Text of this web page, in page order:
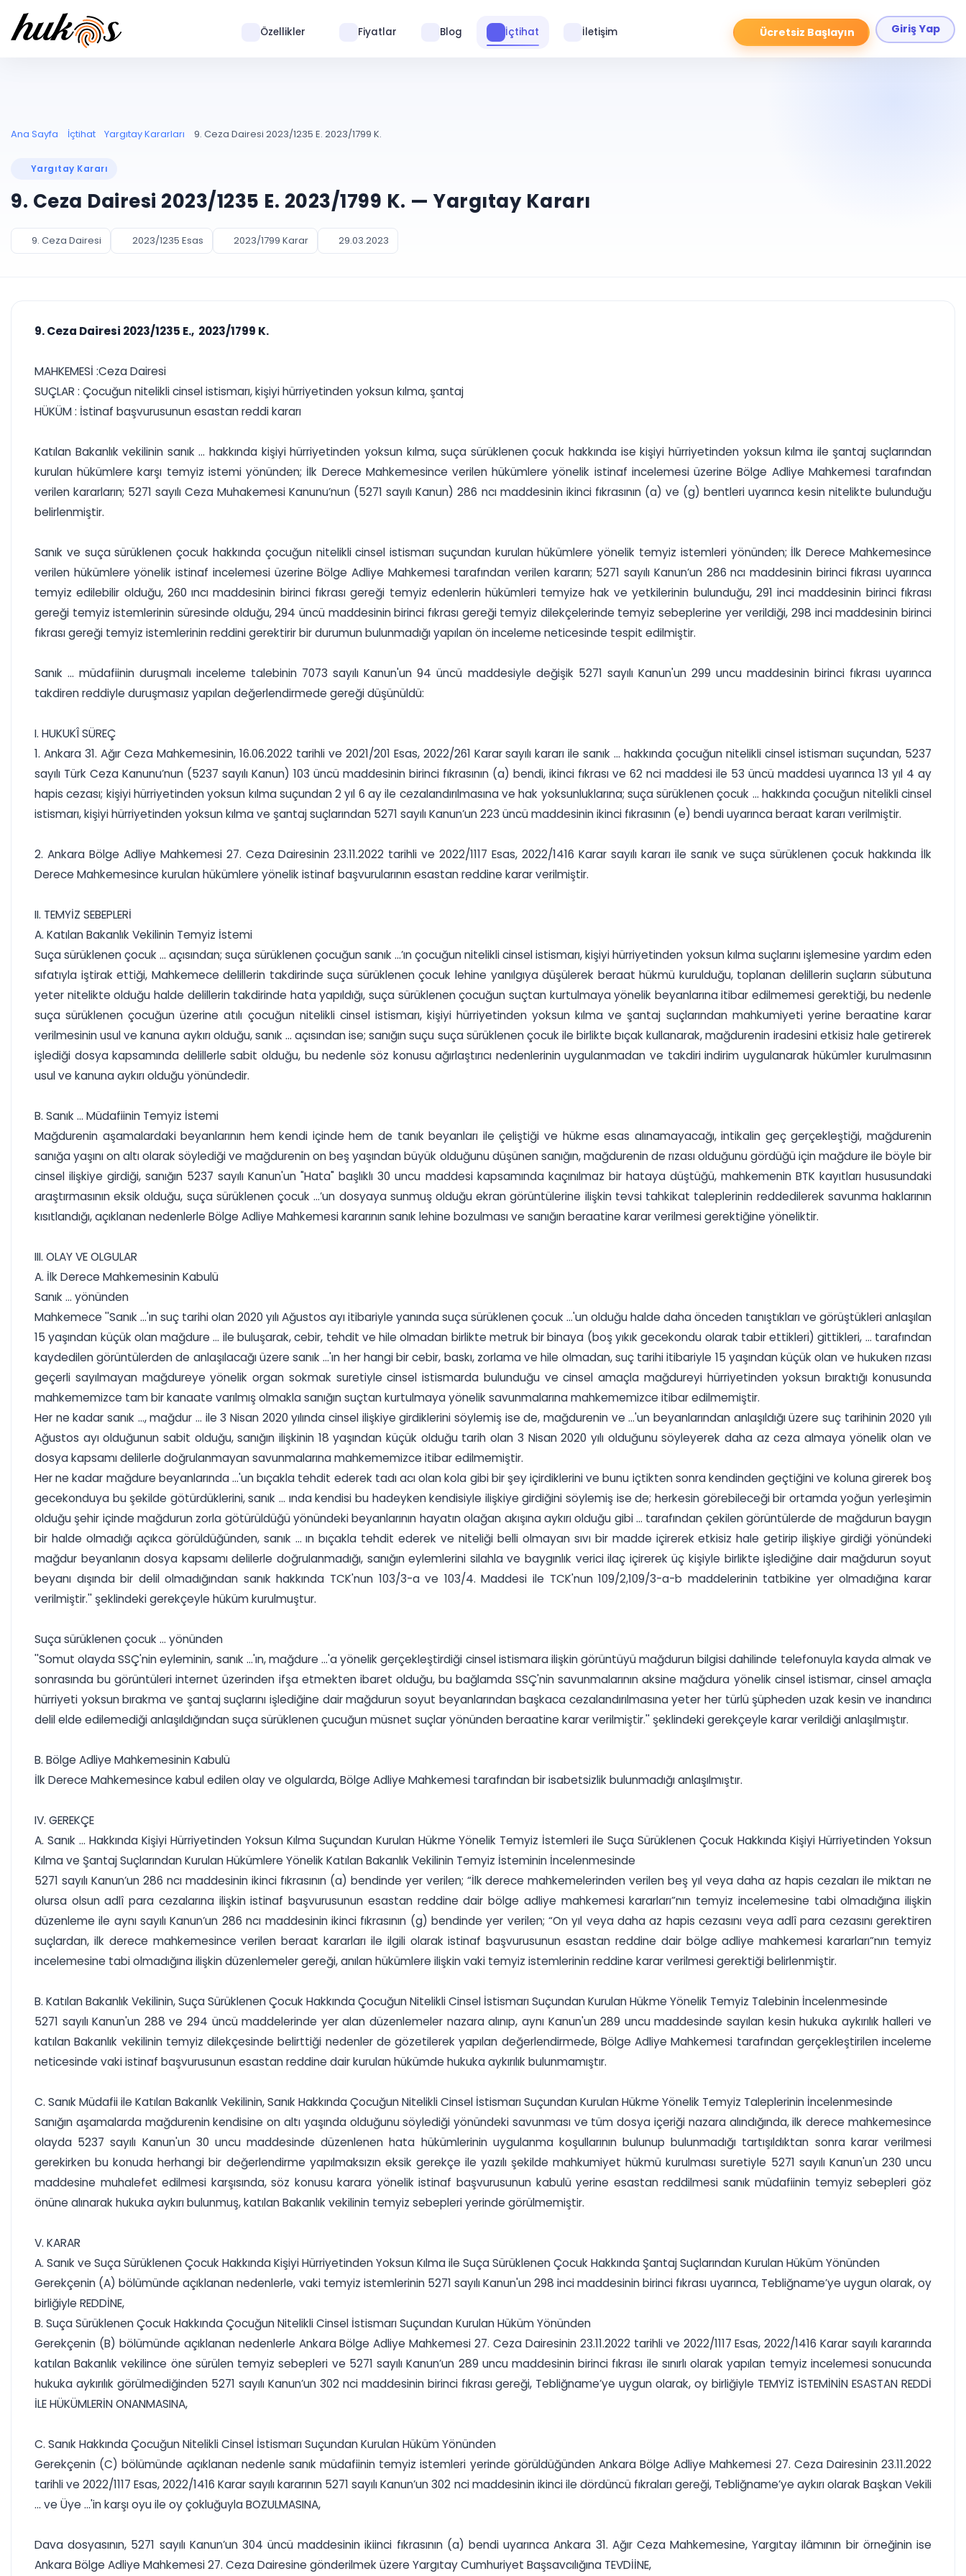
Ücretsiz Başlayın Giriş Yap
Özellikler Fiyatlar Blog İçtihat İletişim
Ana Sayfa İçtihat Yargıtay Kararları 9. Ceza Dairesi 2023/1235 E. 2023/1799 K.
Yargıtay Kararı
9. Ceza Dairesi 2023/1235 E. 2023/1799 K. — Yargıtay Kararı
9. Ceza Dairesi 2023/1235 Esas 2023/1799 Karar 29.03.2023
9. Ceza Dairesi 2023/1235 E., 2023/1799 K.
MAHKEMESİ :Ceza Dairesi
SUÇLAR : Çocuğun nitelikli cinsel istismarı, kişiyi hürriyetinden yoksun kılma, şantaj
HÜKÜM : İstinaf başvurusunun esastan reddi kararı
Katılan Bakanlık vekilinin sanık ... hakkında kişiyi hürriyetinden yoksun kılma, suça sürüklenen çocuk hakkında ise kişiyi hürriyetinden yoksun kılma ile şantaj suçlarından
kurulan hükümlere karşı temyiz istemi yönünden; İlk Derece Mahkemesince verilen hükümlere yönelik istinaf incelemesi üzerine Bölge Adliye Mahkemesi tarafından
verilen kararların; 5271 sayılı Ceza Muhakemesi Kanunu’nun (5271 sayılı Kanun) 286 ncı maddesinin ikinci fıkrasının (a) ve (g) bentleri uyarınca kesin nitelikte bulunduğu
belirlenmiştir.
Sanık ve suça sürüklenen çocuk hakkında çocuğun nitelikli cinsel istismarı suçundan kurulan hükümlere yönelik temyiz istemleri yönünden; İlk Derece Mahkemesince
verilen hükümlere yönelik istinaf incelemesi üzerine Bölge Adliye Mahkemesi tarafından verilen kararın; 5271 sayılı Kanun’un 286 ncı maddesinin birinci fıkrası uyarınca
temyiz edilebilir olduğu, 260 ıncı maddesinin birinci fıkrası gereği temyiz edenlerin hükümleri temyize hak ve yetkilerinin bulunduğu, 291 inci maddesinin birinci fıkrası
gereği temyiz istemlerinin süresinde olduğu, 294 üncü maddesinin birinci fıkrası gereği temyiz dilekçelerinde temyiz sebeplerine yer verildiği, 298 inci maddesinin birinci
fıkrası gereği temyiz istemlerinin reddini gerektirir bir durumun bulunmadığı yapılan ön inceleme neticesinde tespit edilmiştir.
Sanık ... müdafiinin duruşmalı inceleme talebinin 7073 sayılı Kanun'un 94 üncü maddesiyle değişik 5271 sayılı Kanun'un 299 uncu maddesinin birinci fıkrası uyarınca
takdiren reddiyle duruşmasız yapılan değerlendirmede gereği düşünüldü:
I. HUKUKÎ SÜREÇ
1. Ankara 31. Ağır Ceza Mahkemesinin, 16.06.2022 tarihli ve 2021/201 Esas, 2022/261 Karar sayılı kararı ile sanık ... hakkında çocuğun nitelikli cinsel istismarı suçundan, 5237
sayılı Türk Ceza Kanunu’nun (5237 sayılı Kanun) 103 üncü maddesinin birinci fıkrasının (a) bendi, ikinci fıkrası ve 62 nci maddesi ile 53 üncü maddesi uyarınca 13 yıl 4 ay
hapis cezası; kişiyi hürriyetinden yoksun kılma suçundan 2 yıl 6 ay ile cezalandırılmasına ve hak yoksunluklarına; suça sürüklenen çocuk ... hakkında çocuğun nitelikli cinsel
istismarı, kişiyi hürriyetinden yoksun kılma ve şantaj suçlarından 5271 sayılı Kanun’un 223 üncü maddesinin ikinci fıkrasının (e) bendi uyarınca beraat kararı verilmiştir.
2. Ankara Bölge Adliye Mahkemesi 27. Ceza Dairesinin 23.11.2022 tarihli ve 2022/1117 Esas, 2022/1416 Karar sayılı kararı ile sanık ve suça sürüklenen çocuk hakkında İlk
Derece Mahkemesince kurulan hükümlere yönelik istinaf başvurularının esastan reddine karar verilmiştir.
II. TEMYİZ SEBEPLERİ
A. Katılan Bakanlık Vekilinin Temyiz İstemi
Suça sürüklenen çocuk ... açısından; suça sürüklenen çocuğun sanık ...’ın çocuğun nitelikli cinsel istismarı, kişiyi hürriyetinden yoksun kılma suçlarını işlemesine yardım eden
sıfatıyla iştirak ettiği, Mahkemece delillerin takdirinde suça sürüklenen çocuk lehine yanılgıya düşülerek beraat hükmü kurulduğu, toplanan delillerin suçların sübutuna
yeter nitelikte olduğu halde delillerin takdirinde hata yapıldığı, suça sürüklenen çocuğun suçtan kurtulmaya yönelik beyanlarına itibar edilmemesi gerektiği, bu nedenle
suça sürüklenen çocuğun üzerine atılı çocuğun nitelikli cinsel istismarı, kişiyi hürriyetinden yoksun kılma ve şantaj suçlarından mahkumiyeti yerine beraatine karar
verilmesinin usul ve kanuna aykırı olduğu, sanık ... açısından ise; sanığın suçu suça sürüklenen çocuk ile birlikte bıçak kullanarak, mağdurenin iradesini etkisiz hale getirerek
işlediği dosya kapsamında delillerle sabit olduğu, bu nedenle söz konusu ağırlaştırıcı nedenlerinin uygulanmadan ve takdiri indirim uygulanarak hükümler kurulmasının
usul ve kanuna aykırı olduğu yönündedir.
B. Sanık ... Müdafiinin Temyiz İstemi
Mağdurenin aşamalardaki beyanlarının hem kendi içinde hem de tanık beyanları ile çeliştiği ve hükme esas alınamayacağı, intikalin geç gerçekleştiği, mağdurenin
sanığa yaşını on altı olarak söylediği ve mağdurenin on beş yaşından büyük olduğunu düşünen sanığın, mağdurenin de rızası olduğunu gördüğü için mağdure ile böyle bir
cinsel ilişkiye girdiği, sanığın 5237 sayılı Kanun'un "Hata" başlıklı 30 uncu maddesi kapsamında kaçınılmaz bir hataya düştüğü, mahkemenin BTK kayıtları hususundaki
araştırmasının eksik olduğu, suça sürüklenen çocuk ...’un dosyaya sunmuş olduğu ekran görüntülerine ilişkin tevsi tahkikat taleplerinin reddedilerek savunma haklarının
kısıtlandığı, açıklanan nedenlerle Bölge Adliye Mahkemesi kararının sanık lehine bozulması ve sanığın beraatine karar verilmesi gerektiğine yöneliktir.
III. OLAY VE OLGULAR
A. İlk Derece Mahkemesinin Kabulü
Sanık ... yönünden
Mahkemece ''Sanık ...'ın suç tarihi olan 2020 yılı Ağustos ayı itibariyle yanında suça sürüklenen çocuk ...'un olduğu halde daha önceden tanıştıkları ve görüştükleri anlaşılan
15 yaşından küçük olan mağdure ... ile buluşarak, cebir, tehdit ve hile olmadan birlikte metruk bir binaya (boş yıkık gecekondu olarak tabir ettikleri) gittikleri, ... tarafından
kaydedilen görüntülerden de anlaşılacağı üzere sanık ...'ın her hangi bir cebir, baskı, zorlama ve hile olmadan, suç tarihi itibariyle 15 yaşından küçük olan ve hukuken rızası
geçerli sayılmayan mağdureye yönelik organ sokmak suretiyle cinsel istismarda bulunduğu ve cinsel amaçla mağdureyi hürriyetinden yoksun bıraktığı konusunda
mahkememizce tam bir kanaate varılmış olmakla sanığın suçtan kurtulmaya yönelik savunmalarına mahkememizce itibar edilmemiştir.
Her ne kadar sanık ..., mağdur ... ile 3 Nisan 2020 yılında cinsel ilişkiye girdiklerini söylemiş ise de, mağdurenin ve ...'un beyanlarından anlaşıldığı üzere suç tarihinin 2020 yılı
Ağustos ayı olduğunun sabit olduğu, sanığın ilişkinin 18 yaşından küçük olduğu tarih olan 3 Nisan 2020 yılı olduğunu söyleyerek daha az ceza almaya yönelik olan ve
dosya kapsamı delilerle doğrulanmayan savunmalarına mahkememizce itibar edilmemiştir.
Her ne kadar mağdure beyanlarında ...'un bıçakla tehdit ederek tadı acı olan kola gibi bir şey içirdiklerini ve bunu içtikten sonra kendinden geçtiğini ve koluna girerek boş
gecekonduya bu şekilde götürdüklerini, sanık ... ında kendisi bu hadeyken kendisiyle ilişkiye girdiğini söylemiş ise de; herkesin görebileceği bir ortamda yoğun yerleşimin
olduğu şehir içinde mağdurun zorla götürüldüğü yönündeki beyanlarının hayatın olağan akışına aykırı olduğu gibi ... tarafından çekilen görüntülerde de mağdurun baygın
bir halde olmadığı açıkca görüldüğünden, sanık ... ın bıçakla tehdit ederek ve niteliği belli olmayan sıvı bir madde içirerek etkisiz hale getirip ilişkiye girdiği yönündeki
mağdur beyanlanın dosya kapsamı delilerle doğrulanmadığı, sanığın eylemlerini silahla ve baygınlık verici ilaç içirerek üç kişiyle birlikte işlediğine dair mağdurun soyut
beyanı dışında bir delil olmadığından sanık hakkında TCK'nun 103/3-a ve 103/4. Maddesi ile TCK'nun 109/2,109/3-a-b maddelerinin tatbikine yer olmadığına karar
verilmiştir.'' şeklindeki gerekçeyle hüküm kurulmuştur.
Suça sürüklenen çocuk ... yönünden
''Somut olayda SSÇ'nin eyleminin, sanık ...'ın, mağdure ...'a yönelik gerçekleştirdiği cinsel istismara ilişkin görüntüyü mağdurun bilgisi dahilinde telefonuyla kayda almak ve
sonrasında bu görüntüleri internet üzerinden ifşa etmekten ibaret olduğu, bu bağlamda SSÇ'nin savunmalarının aksine mağdura yönelik cinsel istismar, cinsel amaçla
hürriyeti yoksun bırakma ve şantaj suçlarını işlediğine dair mağdurun soyut beyanlarından başkaca cezalandırılmasına yeter her türlü şüpheden uzak kesin ve inandırıcı
delil elde edilemediği anlaşıldığından suça sürüklenen çucuğun müsnet suçlar yönünden beraatine karar verilmiştir.'' şeklindeki gerekçeyle karar verildiği anlaşılmıştır.
B. Bölge Adliye Mahkemesinin Kabulü
İlk Derece Mahkemesince kabul edilen olay ve olgularda, Bölge Adliye Mahkemesi tarafından bir isabetsizlik bulunmadığı anlaşılmıştır.
IV. GEREKÇE
A. Sanık ... Hakkında Kişiyi Hürriyetinden Yoksun Kılma Suçundan Kurulan Hükme Yönelik Temyiz İstemleri ile Suça Sürüklenen Çocuk Hakkında Kişiyi Hürriyetinden Yoksun
Kılma ve Şantaj Suçlarından Kurulan Hükümlere Yönelik Katılan Bakanlık Vekilinin Temyiz İsteminin İncelenmesinde
5271 sayılı Kanun’un 286 ncı maddesinin ikinci fıkrasının (a) bendinde yer verilen; “İlk derece mahkemelerinden verilen beş yıl veya daha az hapis cezaları ile miktarı ne
olursa olsun adlî para cezalarına ilişkin istinaf başvurusunun esastan reddine dair bölge adliye mahkemesi kararları”nın temyiz incelemesine tabi olmadığına ilişkin
düzenleme ile aynı sayılı Kanun’un 286 ncı maddesinin ikinci fıkrasının (g) bendinde yer verilen; “On yıl veya daha az hapis cezasını veya adlî para cezasını gerektiren
suçlardan, ilk derece mahkemesince verilen beraat kararları ile ilgili olarak istinaf başvurusunun esastan reddine dair bölge adliye mahkemesi kararları”nın temyiz
incelemesine tabi olmadığına ilişkin düzenlemeler gereği, anılan hükümlere ilişkin vaki temyiz istemlerinin reddine karar verilmesi gerektiği belirlenmiştir.
B. Katılan Bakanlık Vekilinin, Suça Sürüklenen Çocuk Hakkında Çocuğun Nitelikli Cinsel İstismarı Suçundan Kurulan Hükme Yönelik Temyiz Talebinin İncelenmesinde
5271 sayılı Kanun'un 288 ve 294 üncü maddelerinde yer alan düzenlemeler nazara alınıp, aynı Kanun'un 289 uncu maddesinde sayılan kesin hukuka aykırılık halleri ve
katılan Bakanlık vekilinin temyiz dilekçesinde belirttiği nedenler de gözetilerek yapılan değerlendirmede, Bölge Adliye Mahkemesi tarafından gerçekleştirilen inceleme
neticesinde vaki istinaf başvurusunun esastan reddine dair kurulan hükümde hukuka aykırılık bulunmamıştır.
C. Sanık Müdafii ile Katılan Bakanlık Vekilinin, Sanık Hakkında Çocuğun Nitelikli Cinsel İstismarı Suçundan Kurulan Hükme Yönelik Temyiz Taleplerinin İncelenmesinde
Sanığın aşamalarda mağdurenin kendisine on altı yaşında olduğunu söylediği yönündeki savunması ve tüm dosya içeriği nazara alındığında, ilk derece mahkemesince
olayda 5237 sayılı Kanun'un 30 uncu maddesinde düzenlenen hata hükümlerinin uygulanma koşullarının bulunup bulunmadığı tartışıldıktan sonra karar verilmesi
gerekirken bu konuda herhangi bir değerlendirme yapılmaksızın eksik gerekçe ile yazılı şekilde mahkumiyet hükmü kurulması suretiyle 5271 sayılı Kanun'un 230 uncu
maddesine muhalefet edilmesi karşısında, söz konusu karara yönelik istinaf başvurusunun kabulü yerine esastan reddilmesi sanık müdafiinin temyiz sebepleri göz
önüne alınarak hukuka aykırı bulunmuş, katılan Bakanlık vekilinin temyiz sebepleri yerinde görülmemiştir.
V. KARAR
A. Sanık ve Suça Sürüklenen Çocuk Hakkında Kişiyi Hürriyetinden Yoksun Kılma ile Suça Sürüklenen Çocuk Hakkında Şantaj Suçlarından Kurulan Hüküm Yönünden
Gerekçenin (A) bölümünde açıklanan nedenlerle, vaki temyiz istemlerinin 5271 sayılı Kanun'un 298 inci maddesinin birinci fıkrası uyarınca, Tebliğname’ye uygun olarak, oy
birliğiyle REDDİNE,
B. Suça Sürüklenen Çocuk Hakkında Çocuğun Nitelikli Cinsel İstismarı Suçundan Kurulan Hüküm Yönünden
Gerekçenin (B) bölümünde açıklanan nedenlerle Ankara Bölge Adliye Mahkemesi 27. Ceza Dairesinin 23.11.2022 tarihli ve 2022/1117 Esas, 2022/1416 Karar sayılı kararında
katılan Bakanlık vekilince öne sürülen temyiz sebepleri ve 5271 sayılı Kanun’un 289 uncu maddesinin birinci fıkrası ile sınırlı olarak yapılan temyiz incelemesi sonucunda
hukuka aykırılık görülmediğinden 5271 sayılı Kanun’un 302 nci maddesinin birinci fıkrası gereği, Tebliğname’ye uygun olarak, oy birliğiyle TEMYİZ İSTEMİNİN ESASTAN REDDİ
İLE HÜKÜMLERİN ONANMASINA,
C. Sanık Hakkında Çocuğun Nitelikli Cinsel İstismarı Suçundan Kurulan Hüküm Yönünden
Gerekçenin (C) bölümünde açıklanan nedenle sanık müdafiinin temyiz istemleri yerinde görüldüğünden Ankara Bölge Adliye Mahkemesi 27. Ceza Dairesinin 23.11.2022
tarihli ve 2022/1117 Esas, 2022/1416 Karar sayılı kararının 5271 sayılı Kanun’un 302 nci maddesinin ikinci ile dördüncü fıkraları gereği, Tebliğname’ye aykırı olarak Başkan Vekili
... ve Üye ...'in karşı oyu ile oy çokluğuyla BOZULMASINA,
Dava dosyasının, 5271 sayılı Kanun’un 304 üncü maddesinin ikiinci fıkrasının (a) bendi uyarınca Ankara 31. Ağır Ceza Mahkemesine, Yargıtay ilâmının bir örneğinin ise
Ankara Bölge Adliye Mahkemesi 27. Ceza Dairesine gönderilmek üzere Yargıtay Cumhuriyet Başsavcılığına TEVDİİNE,